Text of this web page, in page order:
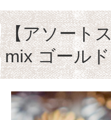
【アソート
mix ゴール